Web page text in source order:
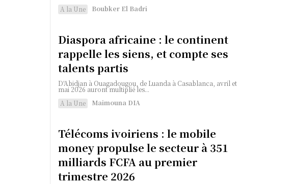
A la Une
Boubker El Badri
Diaspora africaine : le continent
rappelle les siens, et compte ses
talents partis
D'Abidjan à Ouagadougou, de Luanda à Casablanca, avril et
mai 2026 auront multiplié les...
A la Une
Maimouna DIA
Télécoms ivoiriens : le mobile
money propulse le secteur à 351
milliards FCFA au premier
trimestre 2026